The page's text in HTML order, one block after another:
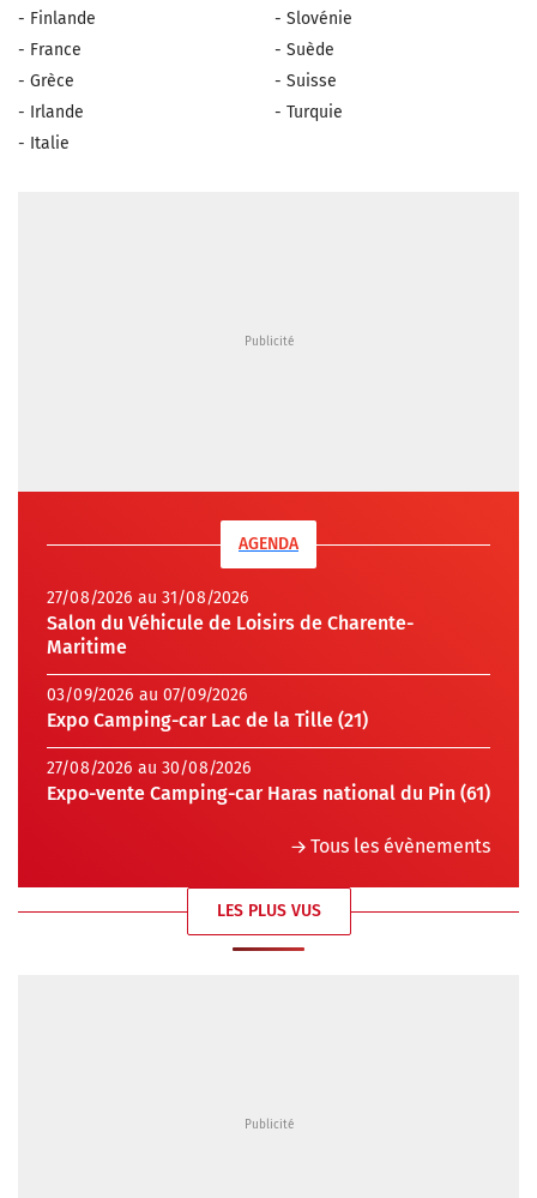
- Finlande
- France
- Grèce
- Irlande
- Italie
- Slovénie
- Suède
- Suisse
- Turquie
AGENDA
27/08/2026 au 31/08/2026
Salon du Véhicule de Loisirs de Charente-
Maritime
03/09/2026 au 07/09/2026
Expo Camping-car Lac de la Tille (21)
27/08/2026 au 30/08/2026
Expo-vente Camping-car Haras national du Pin (61)
Tous les évènements
LES PLUS VUS